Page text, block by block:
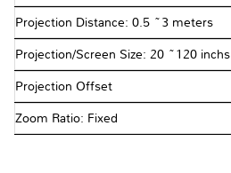
Projection Distance: 0.5 ~3 meters
Projection/Screen Size: 20 ~120 inchs
Projection Offset
Zoom Ratio: Fixed